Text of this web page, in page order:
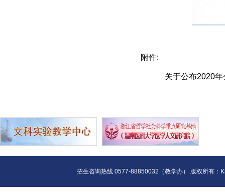
附件:
关于公布2020
招生咨询热线 0577-88850032（教学办） 版权所有